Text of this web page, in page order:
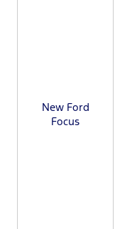
New Ford
Focus